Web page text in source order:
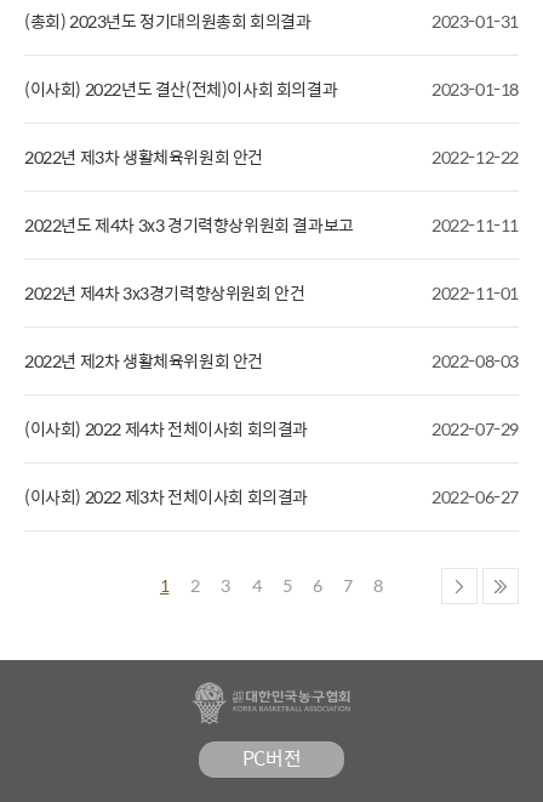
(총회) 2023년도 정기대의원총회 회의결과 2023-01-31
(이사회) 2022년도 결산(전체)이사회 회의결과 2023-01-18
2022년 제3차 생활체육위원회 안건 2022-12-22
2022년도 제4차 3x3 경기력향상위원회 결과보고 2022-11-11
2022년 제4차 3x3경기력향상위원회 안건 2022-11-01
2022년 제2차 생활체육위원회 안건 2022-08-03
(이사회) 2022 제4차 전체이사회 회의결과 2022-07-29
(이사회) 2022 제3차 전체이사회 회의결과 2022-06-27
1 2 3 4 5 6 7 8
PC버전